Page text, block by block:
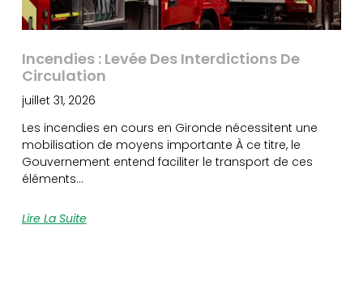
Incendies : Levée Des Interdictions De
Circulation
juillet 31, 2026
Les incendies en cours en Gironde nécessitent une
mobilisation de moyens importante À ce titre, le
Gouvernement entend faciliter le transport de ces
éléments…
Lire La Suite